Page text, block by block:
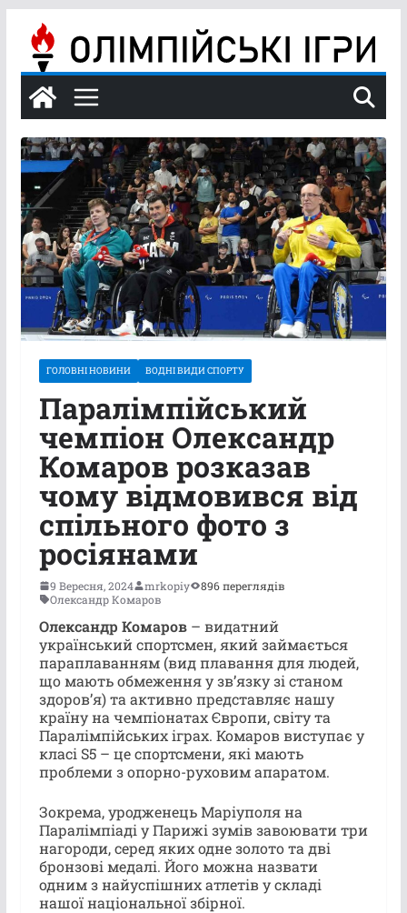
вмісту
ГОЛОВНІ НОВИНИ ВОДНІ ВИДИ СПОРТУ
Паралімпійський
чемпіон Олександр
Комаров розказав
чому відмовився від
спільного фото з
росіянами
9 Вересня, 2024 mrkopiy
896 переглядів
Олександр Комаров
Олександр Комаров– видатний
український спортсмен, який займається
параплаванням (вид плавання для людей,
що мають обмеження у звʼязку зі станом
здоровʼя) та активно представляє нашу
країну на чемпіонатах Європи, світу та
Паралімпійських іграх. Комаров виступає у
класі S5 – це спортсмени, які мають
проблеми з опорно-руховим апаратом.
Зокрема, уродженець Маріуполя на
Паралімпіаді у Парижі зумів завоювати три
нагороди, серед яких одне золото та дві
бронзові медалі. Його можна назвати
одним з найуспішних атлетів у складі
нашої національної збірної.